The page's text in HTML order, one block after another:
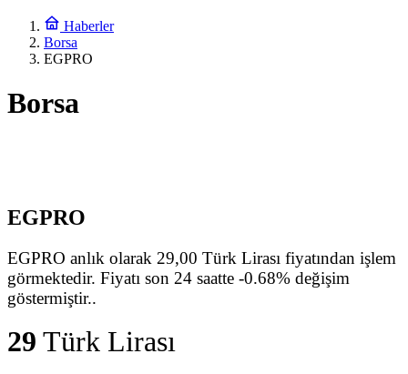
Haberler
Borsa
EGPRO
Borsa
EGPRO
EGPRO anlık olarak 29,00 Türk Lirası fiyatından işlem
görmektedir. Fiyatı son 24 saatte -0.68% değişim
göstermiştir..
29 Türk Lirası